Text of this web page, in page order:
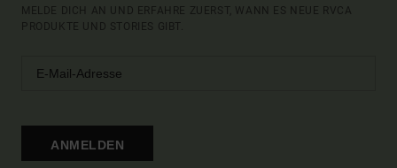
MELDE DICH AN UND ERFAHRE ZUERST, WANN ES NEUE RVCA
PRODUKTE UND STORIES GIBT.
ANMELDEN